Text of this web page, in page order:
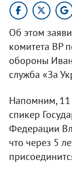
Об этом
комитета ВР
обороны
служба «За
Напомним,
спикер
Федерации
что через 5